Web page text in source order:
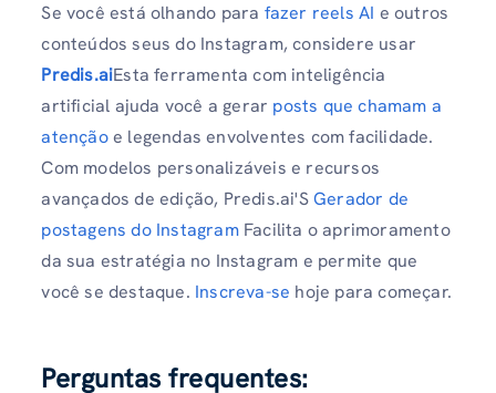
Se você está olhando para fazer reels AI e outros
conteúdos seus do Instagram, considere usar
Predis.aiEsta ferramenta com inteligência
artificial ajuda você a gerar posts que chamam a
atençãoe legendas envolventes com facilidade.
Com modelos personalizáveis ​​e recursos
avançados de edição, Predis.ai'SGerador de
postagens do InstagramFacilita o aprimoramento
da sua estratégia no Instagram e permite que
você se destaque. Inscreva-se hoje para começar.
Perguntas frequentes: